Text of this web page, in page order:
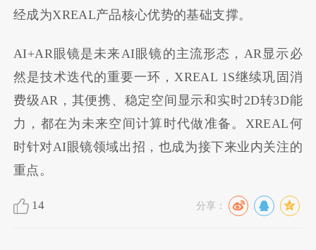
经成为XREAL产品核心优势的基础支撑。
AI+AR眼镜是未来AI眼镜的主流形态，AR显示必
然是技术迭代的重要一环，XREAL 1S继续巩固消
费级AR，其便携、稳定空间显示和实时2D转3D能
力，都在为未来空间计算时代做准备。XREAL何
时针对AI眼镜领域出招，也成为接下来业内关注的
重点。
14 分享：